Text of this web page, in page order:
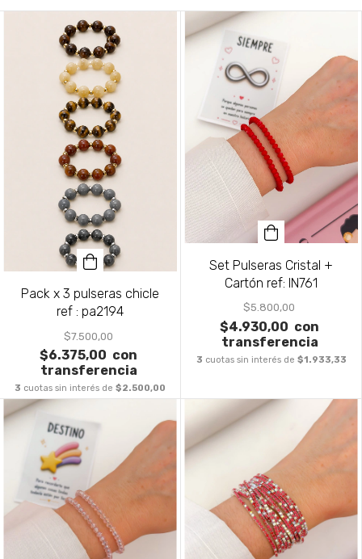
Pack x 3 pulseras chicle
ref : pa2194
$7.500,00
$6.375,00 con
transferencia
3 cuotas sin interés de $2.500,00
Set Pulseras Cristal +
Cartón ref: IN761
$5.800,00
$4.930,00 con
transferencia
3 cuotas sin interés de $1.933,33